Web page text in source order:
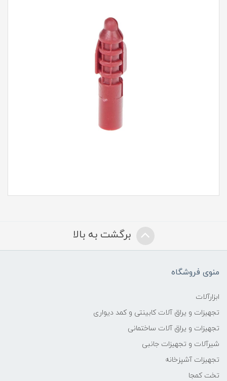
برگشت به بالا
منوی فروشگاه
ابزارآلات
تجهیزات و یراق آلات کابینتی و کمد دیواری
تجهیزات و یراق آلات ساختمانی
شیرآلات و تجهیزات جانبی
تجهیزات آشپزخانه
تخت کمجا